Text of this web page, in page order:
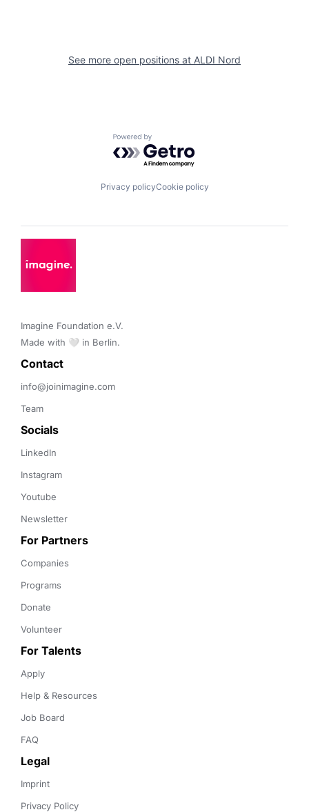
See more open positions at ALDI Nord
Powered by Getro.com
Privacy policyCookie policy
Imagine Foundation e.V.
Made with 🤍 in Berlin.
Contact
info@joinimagine.com
Team
Socials
LinkedIn
Instagram
Youtube
Newsletter
For Partners
Companies
Programs
Donate
Volunteer
For Talents
Apply
Help & Resources
Job Board
FAQ
Legal
Imprint
Privacy Policy